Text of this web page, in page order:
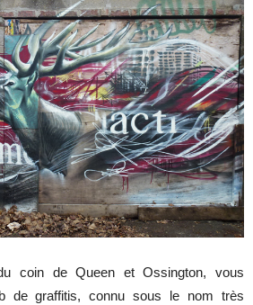
coin de Queen et Ossington, vous
de graffitis, connu sous le nom très